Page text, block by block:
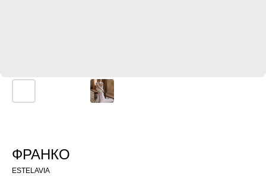
ФРАНКО
ESTELAVIA